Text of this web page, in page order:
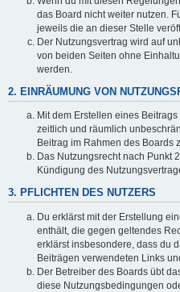
das Board nicht weiter nutzen.
jeweils die an dieser Stelle
Der Nutzungsvertrag wird auf
von beiden Seiten ohne
werden.
2. EINRÄUMUNG VON
Mit dem Erstellen eines
zeitlich und räumlich
Beitrag im Rahmen des Boards
Das Nutzungsrecht nach Punkt
Kündigung des
3. PFLICHTEN DES NUTZERS
Du erklärst mit der Erstellung
enthält, die gegen geltendes
erklärst insbesondere, dass du
Beiträgen verwendeten Links
Der Betreiber des Boards übt
diese Nutzungsbedingungen